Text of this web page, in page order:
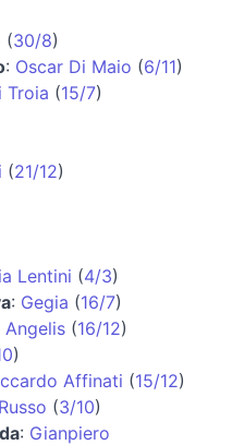
(30/8)
: Oscar Di Maio (6/11)
Troia (15/7)
(21/12)
Lentini (4/3)
: Gegia (16/7)
Angelis (16/12)
)
Affinati (15/12)
(3/10)
: Gianpiero